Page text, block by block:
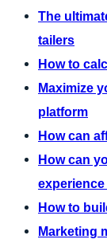
The
tailers
How to
Maximize
platform
How can
How can
How to
Marketing